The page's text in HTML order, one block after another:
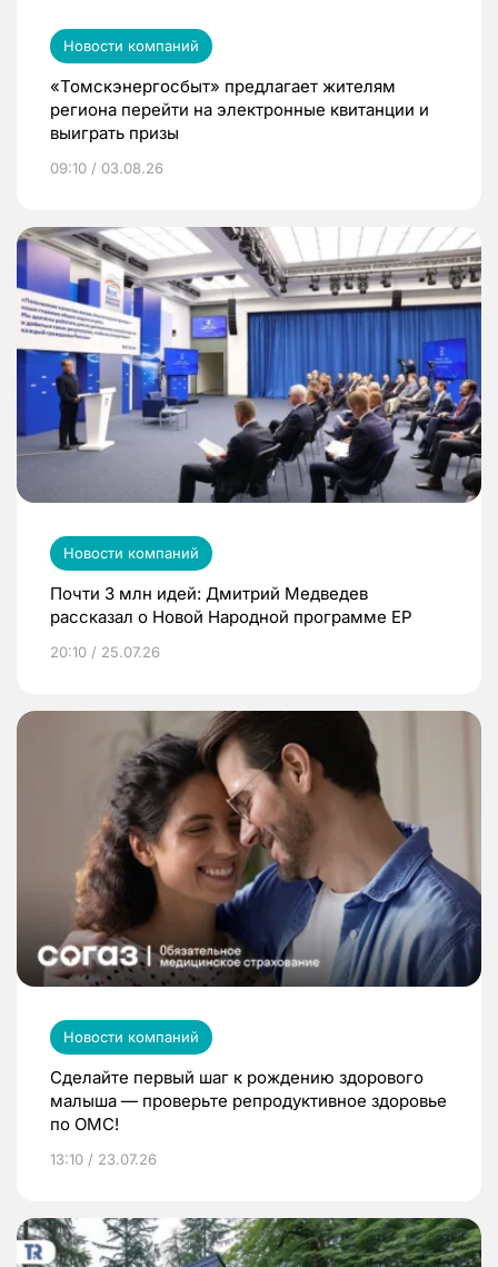
Новости компаний
«Томскэнергосбыт» предлагает жителям
региона перейти на электронные квитанции и
выиграть призы
09:10 / 03.08.26
Новости компаний
Почти 3 млн идей: Дмитрий Медведев
рассказал о Новой Народной программе ЕР
20:10 / 25.07.26
Новости компаний
Сделайте первый шаг к рождению здорового
малыша — проверьте репродуктивное здоровье
по ОМС!
13:10 / 23.07.26